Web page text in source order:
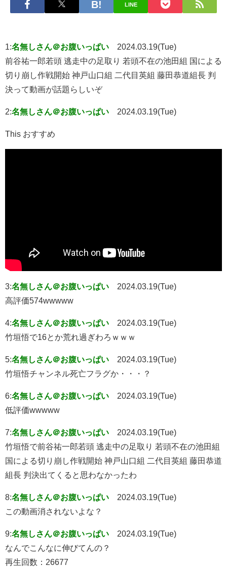
LINE
1:名無しさん＠お腹いっぱい
2024.03.19(Tue)
前谷祐一郎若頭 逃走中の足取り 若頭不在の池田組 国による
切り崩し作戦開始 神戸山口組 二代目英組 藤田恭道組長 判
決って動画が話題らしいぞ
2:名無しさん＠お腹いっぱい 2024.03.19(Tue)
This おすすめ
3:名無しさん＠お腹いっぱい
2024.03.19(Tue)
高評価574wwwww
4:名無しさん＠お腹いっぱい
2024.03.19(Tue)
竹垣悟で16とか荒れ過ぎわろｗｗｗ
5:名無しさん＠お腹いっぱい
2024.03.19(Tue)
竹垣悟チャンネル死亡フラグか・・・？
6:名無しさん＠お腹いっぱい
2024.03.19(Tue)
低評価wwwww
7:名無しさん＠お腹いっぱい
2024.03.19(Tue)
竹垣悟で前谷祐一郎若頭 逃走中の足取り 若頭不在の池田組
国による切り崩し作戦開始 神戸山口組 二代目英組 藤田恭道
組長 判決出てくると思わなかったわ
8:名無しさん＠お腹いっぱい
2024.03.19(Tue)
この動画消されないよな？
9:名無しさん＠お腹いっぱい
2024.03.19(Tue)
なんでこんなに伸びてんの？
再生回数：26677